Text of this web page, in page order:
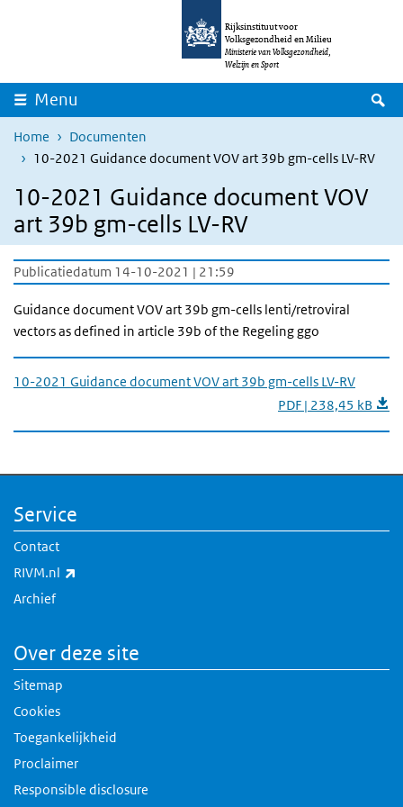
Overslaan en naar de inhoud gaan
Rijksinstituut voor
Volksgezondheid en Milieu
Ministerie van Volksgezondheid,
Welzijn en Sport
Menu
Home
Documenten
10-2021 Guidance document VOV art 39b gm-cells LV-RV
10-2021 Guidance document VOV
art 39b gm-cells LV-RV
Publicatiedatum 14-10-2021 | 21:59
Guidance document VOV art 39b gm-cells lenti/retroviral
vectors as defined in article 39b of the Regeling ggo
10-2021 Guidance document VOV art 39b gm-cells LV-RV
PDF | 238,45 kB
Service
Contact
RIVM.nl
Archief
Over deze site
Sitemap
Cookies
Toegankelijkheid
Proclaimer
Responsible disclosure